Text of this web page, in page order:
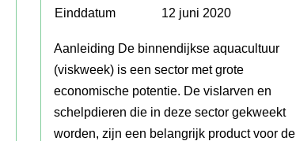
Einddatum
12 juni 2020
Aanleiding De binnendijkse aquacultuur
(viskweek) is een sector met grote
economische potentie. De vislarven en
schelpdieren die in deze sector gekweekt
worden, zijn een belangrijk product voor de